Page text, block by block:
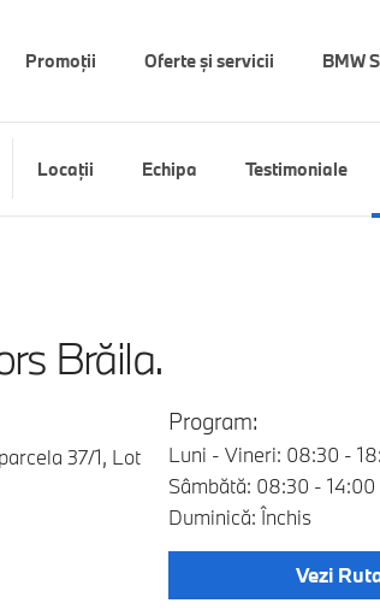
Promoții Oferte şi servicii BMW
Locaţii Echipa Testimoniale
Brăila.
37/1, Lot
Program:
Luni - Vineri: 08:30 -
Sâmbătă: 08:30 - 14:00
Duminică: Închis
Vezi